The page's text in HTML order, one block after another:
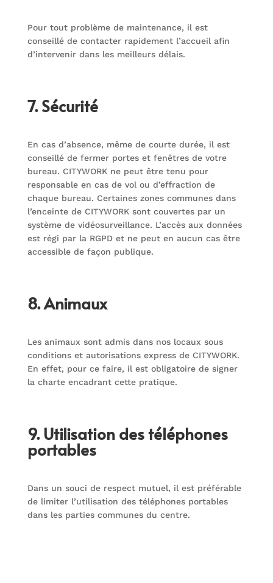
Pour tout problème de maintenance, il est
conseillé de contacter rapidement l’accueil afin
d’intervenir dans les meilleurs délais.
7. Sécurité
En cas d’absence, même de courte durée, il est
conseillé de fermer portes et fenêtres de votre
bureau. CITYWORK ne peut être tenu pour
responsable en cas de vol ou d’effraction de
chaque bureau. Certaines zones communes dans
l’enceinte de CITYWORK sont couvertes par un
système de vidéosurveillance. L’accès aux données
est régi par la RGPD et ne peut en aucun cas être
accessible de façon publique.
8. Animaux
Les animaux sont admis dans nos locaux sous
conditions et autorisations express de CITYWORK.
En effet, pour ce faire, il est obligatoire de signer
la charte encadrant cette pratique.
9. Utilisation des téléphones
portables
Dans un souci de respect mutuel, il est préférable
de limiter l’utilisation des téléphones portables
dans les parties communes du centre.